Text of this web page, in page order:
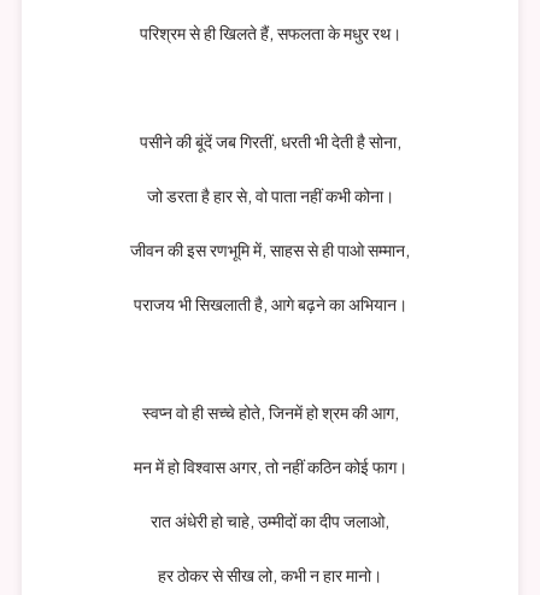
परिश्रम से ही खिलते हैं, सफलता के मधुर रथ।
पसीने की बूंदें जब गिरतीं, धरती भी देती है सोना,
जो डरता है हार से, वो पाता नहीं कभी कोना।
जीवन की इस रणभूमि में, साहस से ही पाओ सम्मान,
पराजय भी सिखलाती है, आगे बढ़ने का अभियान।
स्वप्न वो ही सच्चे होते, जिनमें हो श्रम की आग,
मन में हो विश्वास अगर, तो नहीं कठिन कोई फाग।
रात अंधेरी हो चाहे, उम्मीदों का दीप जलाओ,
हर ठोकर से सीख लो, कभी न हार मानो।